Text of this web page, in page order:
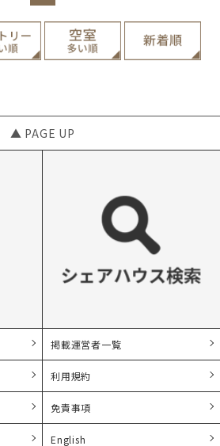
▲ PAGE UP
掲載運営者一覧
利用規約
免責事項
English